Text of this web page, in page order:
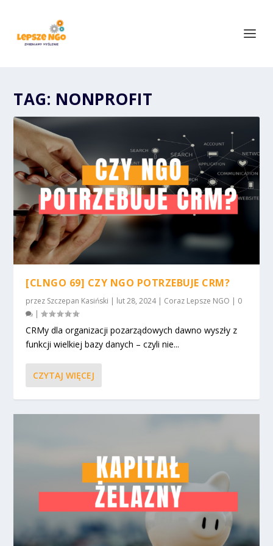
TAG: NONPROFIT
[CLNGO 69] CZY NGO POTRZEBUJE CRM?
przez Szczepan Kasiński | lut 28, 2024| Coraz Lepsze NGO | 0
|
CRMy dla organizacji pozarządowych dawno wyszły z
funkcji wielkiej bazy danych – czyli nie...
CZYTAJ WIĘCEJ